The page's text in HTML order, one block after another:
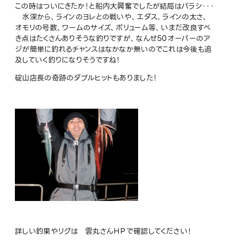
この時はついにきたか！と船内大興奮でしたが結局はバラシ・・・
水深から、ラインのヨレとの戦いや、エダス、ラインの太さ、
オモリの号数、ワームのサイズ、ボリューム等、いまだ改良すべ
き点はたくさんありそうな釣りですが、なんせ50オーバーのア
ジが簡単に釣れるチャンスはなかなか無いのでこれは今後も追
及していく釣りになりそうですね！
碇山店長の奇跡のダブルヒットもありました！
詳しい釣果やリグは 雲丸さんＨＰで確認してください！